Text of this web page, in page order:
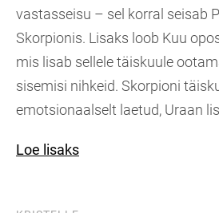
vastasseisu – sel korral seisab
Skorpionis. Lisaks loob Kuu
mis lisab sellele täiskuule
sisemisi nihkeid. Skorpioni
emotsionaalselt laetud, Uraan
Loe lisaks